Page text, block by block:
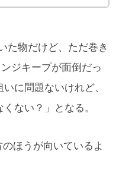
た物だけど、ただ巻き
ジキープが面倒だっ
に問題ないけれど、
ない？」となる。
ほうが向いているよ